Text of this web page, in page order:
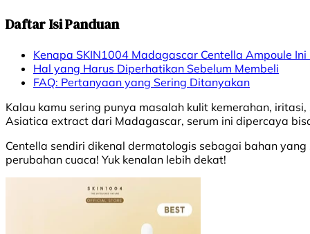
Daftar Isi Panduan
Kenapa SKIN1004 Madagascar Centella Ampoule
Hal yang Harus Diperhatikan Sebelum Membeli
FAQ: Pertanyaan yang Sering Ditanyakan
Kalau kamu sering punya masalah kulit kemerahan,
Asiatica extract dari Madagascar, serum ini dipercaya
Centella sendiri dikenal dermatologis sebagai bahan
perubahan cuaca! Yuk kenalan lebih dekat!